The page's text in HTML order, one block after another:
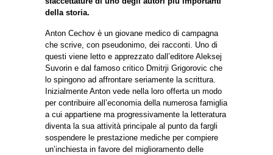
della storia.
Anton Cechov è un giovane medico di campagna
che scrive, con pseudonimo, dei racconti. Uno di
questi viene letto e apprezzato dall’editore Aleksej
Suvorin e dal famoso critico Dmitrji Grigorovic che
lo spingono ad affrontare seriamente la scrittura.
Inizialmente Anton vede nella loro offerta un modo
per contribuire all’economia della numerosa famiglia
a cui appartiene ma progressivamente la letteratura
diventa la sua attività principale al punto da fargli
sospendere le prestazione mediche per compiere
un’inchiesta in favore del miglioramento delle